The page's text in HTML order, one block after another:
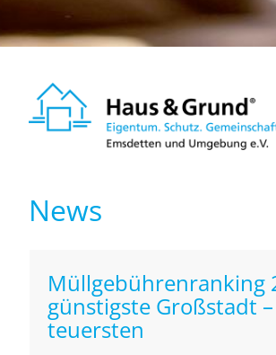
News
Müllgebührenranking
günstigste Großstadt
teuersten